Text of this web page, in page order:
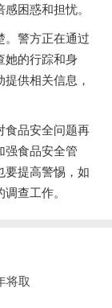
困惑和担忧。
警方正在通过
她的行踪和身
供相关信息，
品安全问题再
强食品安全管
要提高警惕，如
查工作。
将取